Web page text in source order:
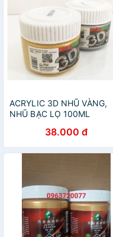
ACRYLIC 3D NHŨ VÀNG,
NHŨ BẠC LỌ 100ML
38.000 đ